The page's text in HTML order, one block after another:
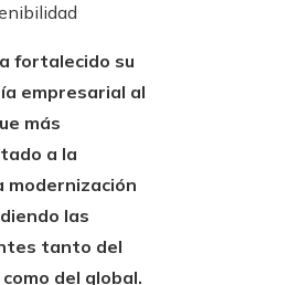
fortalecido su
empresarial al
más
a la
modernización
las
tanto del
del global.